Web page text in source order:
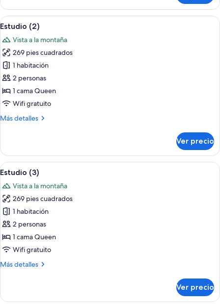
(1)
Abrir
todas
las
fotos
de
Estudio
(2)
Habitación de hotel moderna con
13
Estudio (2)
Vista a la montaña
269 pies cuadrados
1 habitación
2 personas
1 cama Queen
Wifi gratuito
Más detalles
Más
(2)
Ver precio
Abrir
todas
las
fotos
de
Estudio
(3)
Habitación de hotel moderna con
13
Estudio (3)
Vista a la montaña
269 pies cuadrados
1 habitación
2 personas
1 cama Queen
Wifi gratuito
Más detalles
Más
(3)
Ver precio